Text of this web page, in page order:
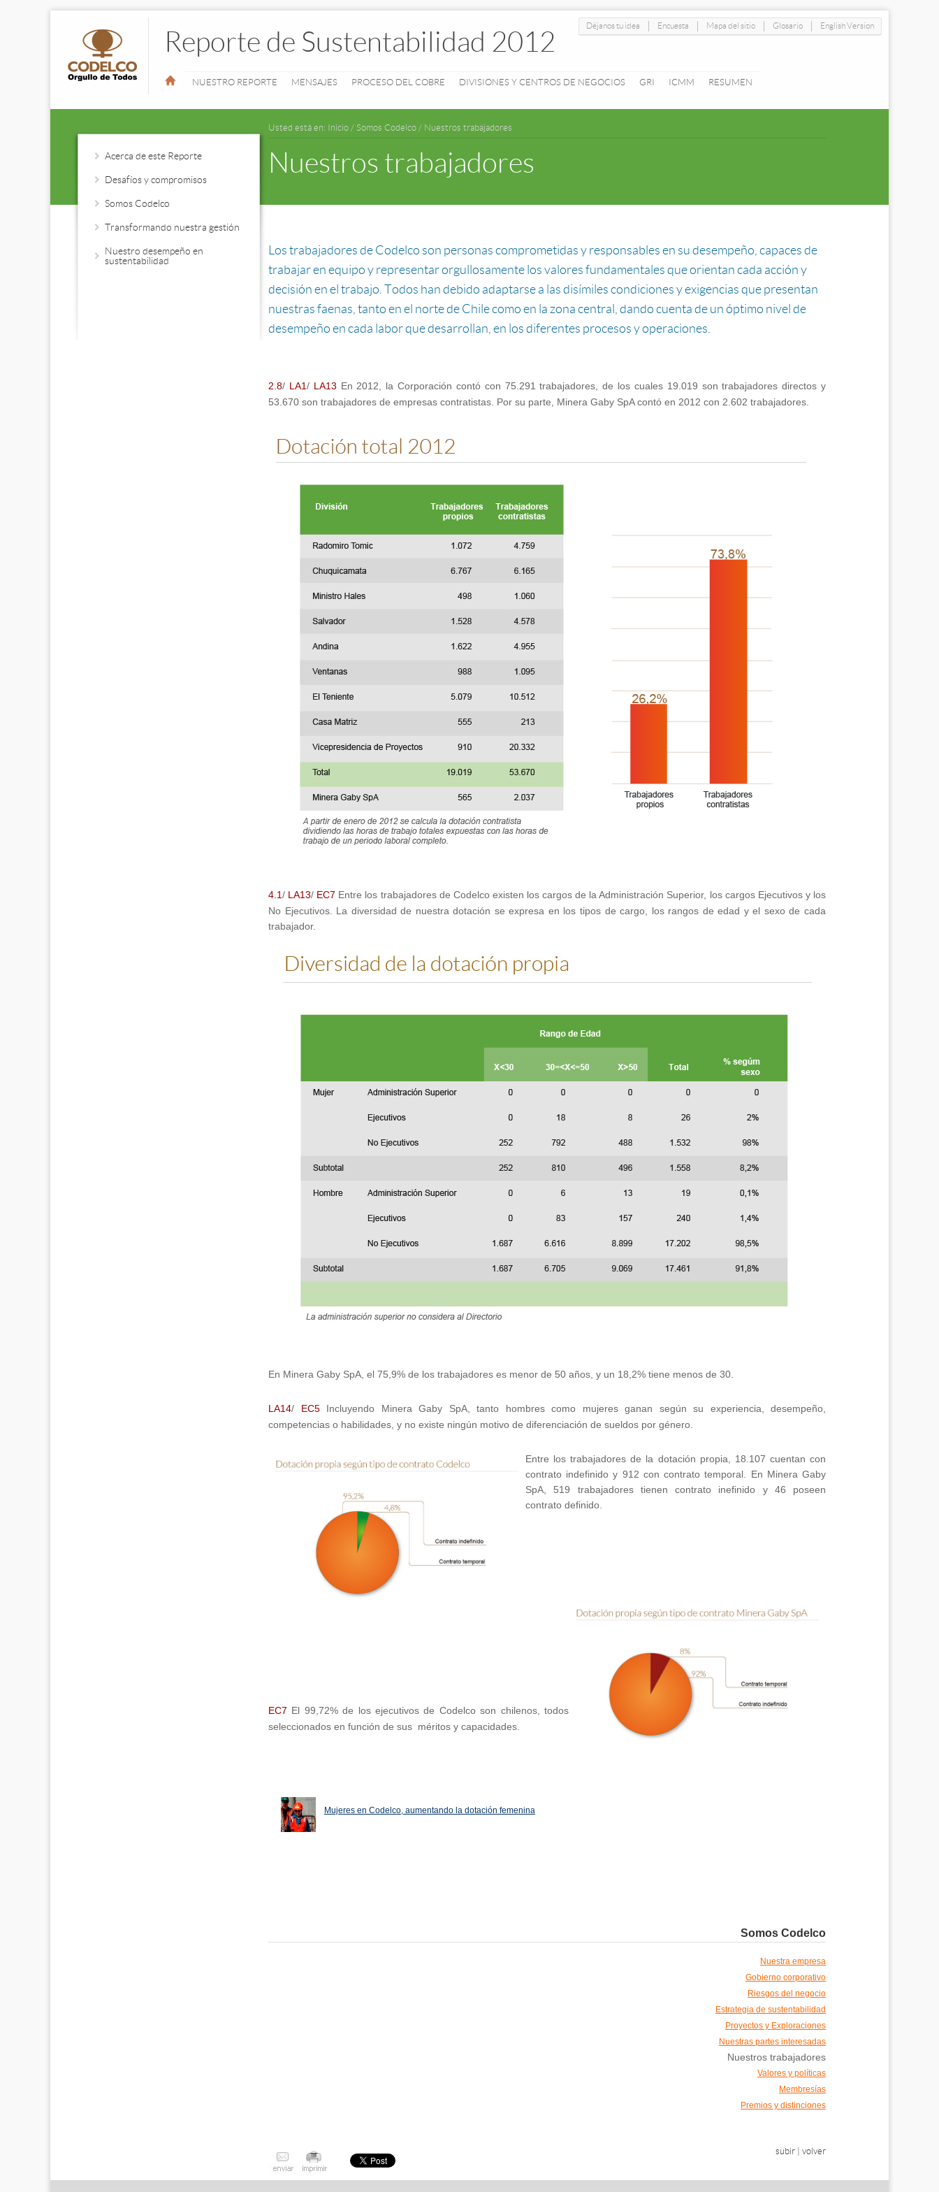
Reporte de Sustentabilidad 2012
Déjanos tu idea Encuesta Mapa del sitio Glosario English Version
NUESTRO REPORTE MENSAJES PROCESO DEL COBRE DIVISIONES Y CENTROS DE NEGOCIOS GRI ICMM RESUMEN
Acerca de este Reporte
Desafíos y compromisos
Somos Codelco
Transformando nuestra gestión
Nuestro desempeño en
sustentabilidad
Usted está en: Inicio / Somos Codelco / Nuestros trabajadores
Nuestros trabajadores
Los trabajadores de Codelco son personas comprometidas y responsables en su desempeño, capaces de
trabajar en equipo y representar orgullosamente los valores fundamentales que orientan cada acción y
decisión en el trabajo. Todos han debido adaptarse a las disímiles condiciones y exigencias que presentan
nuestras faenas, tanto en el norte de Chile como en la zona central, dando cuenta de un óptimo nivel de
desempeño en cada labor que desarrollan, en los diferentes procesos y operaciones.
2.8/ LA1/ LA13 En 2012, la Corporación contó con 75.291 trabajadores, de los cuales 19.019 son trabajadores directos y
53.670 son trabajadores de empresas contratistas. Por su parte, Minera Gaby SpA contó en 2012 con 2.602 trabajadores.
4.1/ LA13/ EC7 Entre los trabajadores de Codelco existen los cargos de la Administración Superior, los cargos Ejecutivos y los
No Ejecutivos. La diversidad de nuestra dotación se expresa en los tipos de cargo, los rangos de edad y el sexo de cada
trabajador.
En Minera Gaby SpA, el 75,9% de los trabajadores es menor de 50 años, y un 18,2% tiene menos de 30.
LA14/ EC5Incluyendo Minera Gaby SpA, tanto hombres como mujeres ganan según su experiencia, desempeño,
competencias o habilidades, y no existe ningún motivo de diferenciación de sueldos por género.
Entre los trabajadores de la dotación propia, 18.107 cuentan con
contrato indefinido y 912 con contrato temporal. En Minera Gaby
SpA, 519 trabajadores tienen contrato inefinido y 46 poseen
contrato definido.
EC7 El 99,72% de los ejecutivos de Codelco son chilenos, todos
seleccionados en función de sus méritos y capacidades.
Mujeres en Codelco, aumentando la dotación femenina
Somos Codelco
Nuestra empresa
Gobierno corporativo
Riesgos del negocio
Estrategia de sustentabilidad
Proyectos y Exploraciones
Nuestras partes interesadas
Nuestros trabajadores
Valores y políticas
Membresías
Premios y distinciones
subir volver